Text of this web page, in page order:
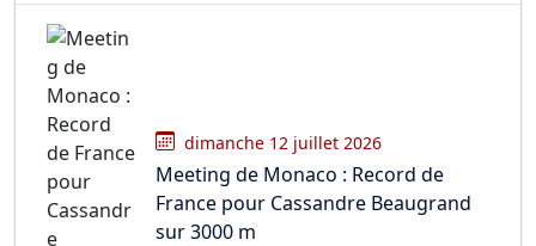
dimanche 12 juillet 2026
Meeting de Monaco : Record de
France pour Cassandre Beaugrand
sur 3000 m